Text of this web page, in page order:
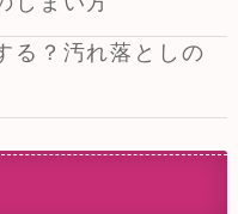
る？汚れ落としの